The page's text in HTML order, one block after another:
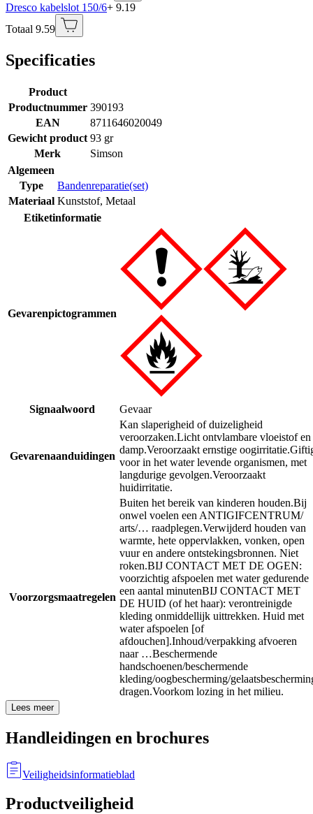
Dresco kabelslot 150/6+ 9.19
Totaal 9.59
Specificaties
Product
Productnummer 390193
EAN
8711646020049
Gewicht product 93 gr
Merk
Simson
Algemeen
Type
Bandenreparatie(set)
Materiaal Kunststof, Metaal
Etiketinformatie
Gevarenpictogrammen
Signaalwoord Gevaar
Gevarenaanduidingen
Kan slaperigheid of duizeligheid
veroorzaken.Licht ontvlambare vloeistof en
damp.Veroorzaakt ernstige oogirritatie.
voor in het water levende organismen, met
langdurige gevolgen.Veroorzaakt
huidirritatie.
Voorzorgsmaatregelen
Buiten het bereik van kinderen houden.Bij
onwel voelen een ANTIGIFCENTRUM/
arts/… raadplegen.Verwijderd houden van
warmte, hete oppervlakken, vonken, open
vuur en andere ontstekingsbronnen. Niet
roken.BIJ CONTACT MET DE OGEN:
voorzichtig afspoelen met water gedurende
een aantal minutenBIJ CONTACT MET
DE HUID (of het haar): verontreinigde
kleding onmiddellijk uittrekken. Huid met
water afspoelen [of
afdouchen].Inhoud/verpakking afvoeren
naar …Beschermende
handschoenen/beschermende
kleding/oogbescherming/
dragen.Voorkom lozing in het milieu.
Lees meer
Handleidingen en brochures
Veiligheidsinformatieblad
Productveiligheid